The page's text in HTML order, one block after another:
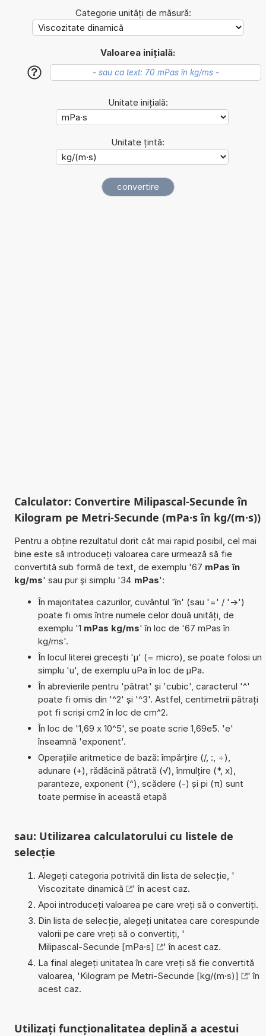
Categorie unități de măsură:
Valoarea inițială:
?
Unitate inițială:
Unitate țintă:
Calculator: Convertire Milipascal-Secunde în
Kilogram pe Metri-Secunde (mPa·s în kg/(m·s))
Pentru a obține rezultatul dorit cât mai rapid posibil, cel mai
bine este să introduceți valoarea care urmează să fie
convertită sub formă de text, de exemplu '67 mPas în
kg/ms' sau pur și simplu '34 mPas':
În majoritatea cazurilor, cuvântul 'în' (sau '=' / '->')
poate fi omis între numele celor două unități, de
exemplu '1 mPas kg/ms' în loc de '67 mPas în
kg/ms'.
În locul literei grecești 'µ' (= micro), se poate folosi un
simplu 'u', de exemplu uPa în loc de µPa.
În abrevierile pentru 'pătrat' și 'cubic', caracterul '^'
poate fi omis din '^2' și '^3'. Astfel, centimetrii pătrați
pot fi scriși cm2 în loc de cm^2.
În loc de '1,69 x 10^5', se poate scrie 1,69e5. 'e'
înseamnă 'exponent'.
Operațiile aritmetice de bază: împărțire (/, :, ÷),
adunare (+), rădăcină pătrată (√), înmulțire (*, x),
paranteze, exponent (^), scădere (-) și pi (π) sunt
toate permise în această etapă
sau: Utilizarea calculatorului cu listele de
selecție
Alegeți categoria potrivită din lista de selecție, '
Viscozitate dinamică
' în acest caz.
Apoi introduceți valoarea pe care vreți să o convertiți.
Din lista de selecție, alegeți unitatea care corespunde
valorii pe care vreți să o convertiți, '
Milipascal-Secunde [mPa·s]
' în acest caz.
La final alegeți unitatea în care vreți să fie convertită
valoarea, 'Kilogram pe Metri-Secunde [kg/(m·s)]
' în
acest caz.
Utilizați funcționalitatea deplină a acestui